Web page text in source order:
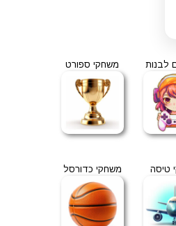
לבנות משחקי ספורט
טיסה משחקי כדורסל